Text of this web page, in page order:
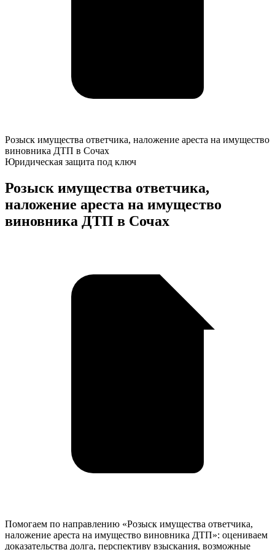
Розыск
имущества
ответчика,
ареста
на
имущество
ДТП
Розыск имущества ответчика, наложение ареста на имущество
виновника ДТП в Сочах
Юридическая защита под ключ
Розыск имущества ответчика,
наложение ареста на имущество
виновника ДТП в Сочах
Помогаем по направлению «Розыск имущества ответчика,
наложение ареста на имущество виновника ДТП»: оцениваем
доказательства долга, перспективу взыскания, возможные